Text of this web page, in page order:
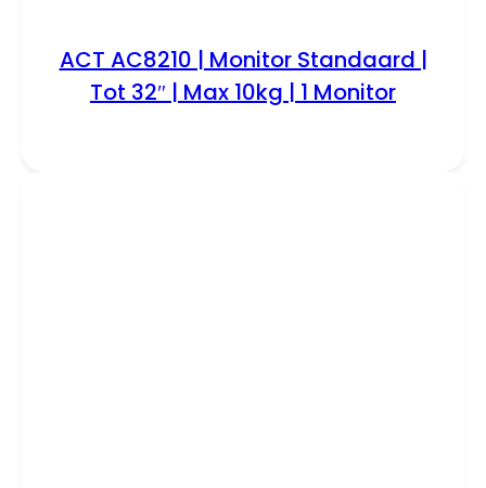
ACT AC8210 | Monitor Standaard |
Tot 32″ | Max 10kg | 1 Monitor